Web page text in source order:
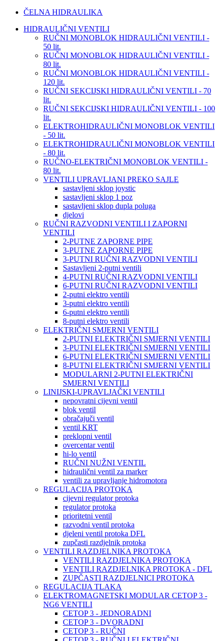
ČELNA HIDRAULIKA
HIDRAULIČNI VENTILI
RUČNI MONOBLOK HIDRAULIČNI VENTILI -
50 lit.
RUČNI MONOBLOK HIDRAULIČNI VENTILI -
80 lit.
RUČNI MONOBLOK HIDRAULIČNI VENTILI -
120 lit.
RUČNI SEKCIJSKI HIDRAULIČNI VENTILI - 70
lit.
RUČNI SEKCIJSKI HIDRAULIČNI VENTILI - 100
lit.
ELEKTROHIDRAULIČNI MONOBLOK VENTILI
- 50 lit.
ELEKTROHIDRAULIČNI MONOBLOK VENTILI
- 80 lit.
RUČNO-ELEKTRIČNI MONOBLOK VENTILI -
80 lit.
VENTILI UPRAVLJANI PREKO SAJLE
sastavljeni sklop joystic
sastavljeni sklop 1 poz
sastavljeni sklop dupla poluga
djelovi
RUČNI RAZVODNI VENTILI I ZAPORNI
VENTILI
2-PUTNE ZAPORNE PIPE
3-PUTNE ZAPORNE PIPE
3-PUTNI RUČNI RAZVODNI VENTILI
Sastavljeni 2-putni ventili
4-PUTNI RUČNI RAZVODNI VENTILI
6-PUTNI RUČNI RAZVODNI VENTILI
2-putni elektro ventili
3-putni elektro ventili
6-putni elektro ventili
8-putni elektro ventili
ELEKTRIČNI SMJERNI VENTILI
2-PUTNI ELEKTRIČNI SMJERNI VENTILI
3-PUTNI ELEKTRIČNI SMJERNI VENTILI
6-PUTNI ELEKTRIČNI SMJERNI VENTILI
8-PUTNI ELEKTRIČNI SMJERNI VENTILI
MODULARNI 2-PUTNI ELEKTRIČNI
SMJERNI VENTILI
LINIJSKI-UPRAVLJAČKI VENTILI
nepovratni cijevni ventil
blok ventil
obračajuči ventil
ventil KRT
preklopni ventil
overcentar ventil
hi-lo ventil
RUČNI NUŽNI VENTIL
hidraulični ventil za marker
ventili za upravljanje hidromotora
REGULACIJA PROTOKA
cijevni regulator protoka
regulator protoka
prioritetni ventil
razvodni ventil protoka
djeleni ventil protoka DFL
zupčasti razdjelnik protoka
VENTILI RAZDJELNIKA PROTOKA
VENTILI RAZDJELNIKA PROTOKA
VENTILI RAZDJELNIKA PROTOKA - DFL
ZUPČASTI RAZDJELNICI PROTOKA
REGULACIJA TLAKA
ELEKTROMAGNETSKI MODULAR CETOP 3 -
NG6 VENTILI
CETOP 3 - JEDNORADNI
CETOP 3 - DVORADNI
CETOP 3 - RUČNI